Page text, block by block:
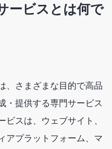
ービスとは何で
、さまざまな目的で高品
・提供する専門サービス
スは、ウェブサイト、
アプラットフォーム、マ